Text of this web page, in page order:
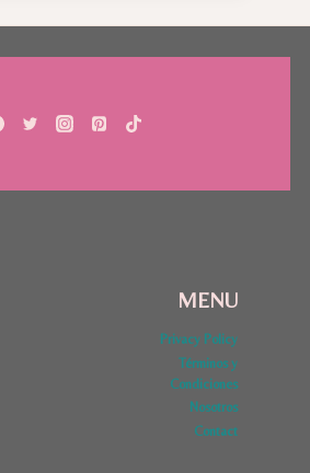
MENU
Privacy Policy
Términos y
Condiciones
Nosotros
Contact